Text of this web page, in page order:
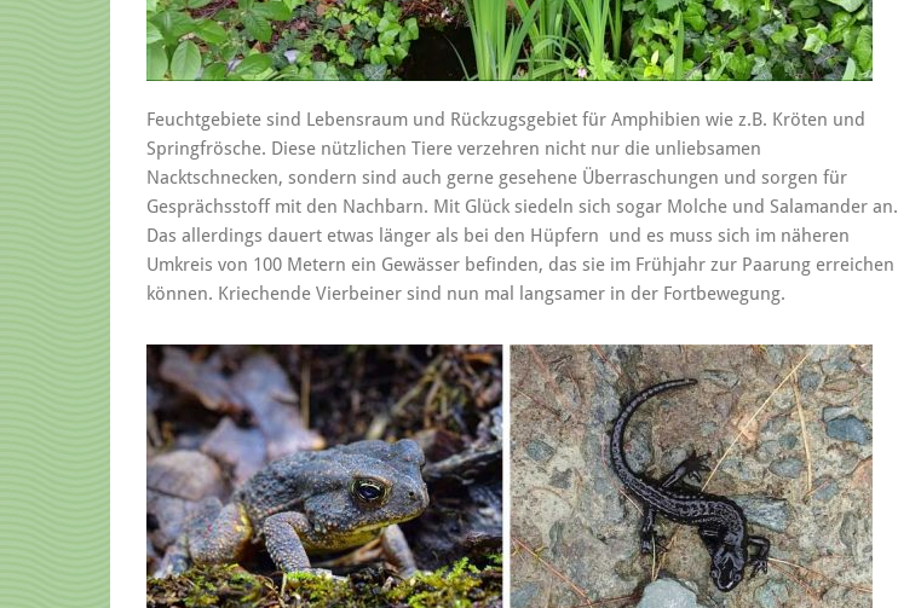
Feuchtgebiete sind Lebensraum und Rückzugsgebiet für Amphibien wie z.B. Kröten und
Springfrösche. Diese nützlichen Tiere verzehren nicht nur die unliebsamen
Nacktschnecken, sondern sind auch gerne gesehene Überraschungen und sorgen für
Gesprächsstoff mit den Nachbarn. Mit Glück siedeln sich sogar Molche und Salamander an.
Das allerdings dauert etwas länger als bei den Hüpfern und es muss sich im näheren
Umkreis von 100 Metern ein Gewässer befinden, das sie im Frühjahr zur Paarung erreichen
können. Kriechende Vierbeiner sind nun mal langsamer in der Fortbewegung.